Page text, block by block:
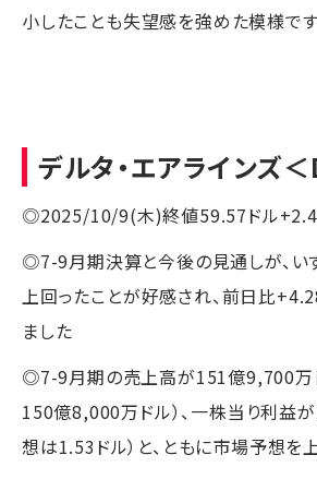
小したことも失望感を強めた模様です
デルタ・エアラインズ
◎2025/10/9(木)終値59.57ドル
◎7-9月期決算と今後の見通しが、い
上回ったことが好感され、前日比
ました
◎7-9月期の売上高が151億9,700万
150億8,000万ドル）、一株当り利益
想は1.53ドル）と、ともに市場予想を